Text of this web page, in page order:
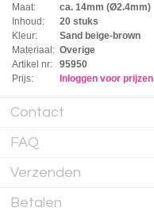
Maat:
ca. 14mm (Ø2.4mm)
Inhoud:
20 stuks
Kleur:
Sand beige-brown
Materiaal: Overige
Artikel nr:
95950
Prijs:
Inloggen voor prijzen
Contact
FAQ
Verzenden
Betalen